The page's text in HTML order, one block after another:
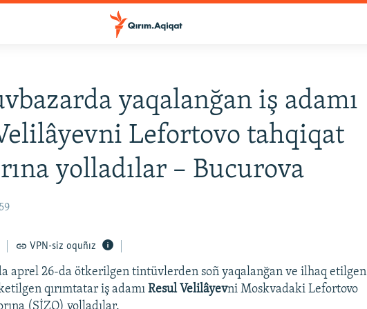
yaqalanğan iş adamı
Lefortovo tahqiqat
yolladılar – Bucurova
VPN-siz oquñız
aprel 26-da ötkerilgen tintüvlerden soñ yaqalanğan ve ilhaq etilgen
qırımtatar iş adamıResul Velilâyevni Moskvadaki Lefortovo